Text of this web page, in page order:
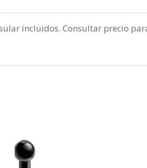
incluidos. Consultar precio